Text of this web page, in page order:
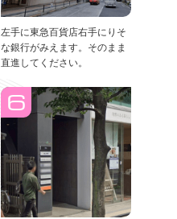
左手に東急百貨店右手にりそ
な銀行がみえます。そのまま
直進してください。